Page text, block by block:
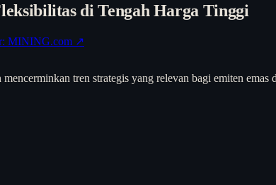
di Tengah Harga Tinggi
MINING.com ↗
tren strategis yang relevan bagi emiten